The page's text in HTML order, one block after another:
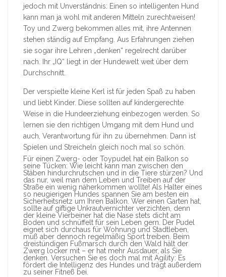
jedoch mit Unverständnis: Einen so intelligenten Hund
kann man ja wohl mit anderen Mitteln zurechtweisen!
Toy und Zwerg bekommen alles mit, ihre Antennen
stehen ständig auf Empfang. Aus Erfahrungen ziehen
sie sogar ihre Lehren „denken“ regelrecht darüber
nach. Ihr „IQ“ liegt in der Hundewelt weit über dem
Durchschnitt.
Der verspielte kleine Kerl ist für jeden Spaß zu haben
und liebt Kinder. Diese sollten auf kindergerechte
Weise in die Hundeerziehung einbezogen werden. So
lernen sie den richtigen Umgang mit dem Hund und
auch, Verantwortung für ihn zu übernehmen. Dann ist
Spielen und Streicheln gleich noch mal so schön.
Für einen Zwerg- oder Toypudel hat ein Balkon so
seine Tücken: Wie leicht kann man zwischen den
Stäben hindurchrutschen und in die Tiere stürzen? Und
das nur, weil man dem Leben und Treiben auf der
Straße ein wenig näherkommen wollte! Als Halter eines
so neugierigen Hundes spannen Sie am besten ein
Sicherheitsnetz um Ihren Balkon. Wer einen Garten hat,
sollte auf giftige Unkrautvernichter verzichten, denn
der kleine Vierbeiner hat die Nase stets dicht am
Boden und schnüffelt für sein Leben gern. Der Pudel
eignet sich durchaus für Wohnung und Stadtleben,
muß aber dennoch regelmäßig Sport treiben. Beim
dreistündigen Fußmarsch durch den Wald hält der
Zwerg locker mit – er hat mehr Ausdauer, als Sie
denken. Versuchen Sie es doch mal mit Agility: Es
fördert die Intelligenz des Hundes und trägt außerdem
zu seiner Fitneß bei.